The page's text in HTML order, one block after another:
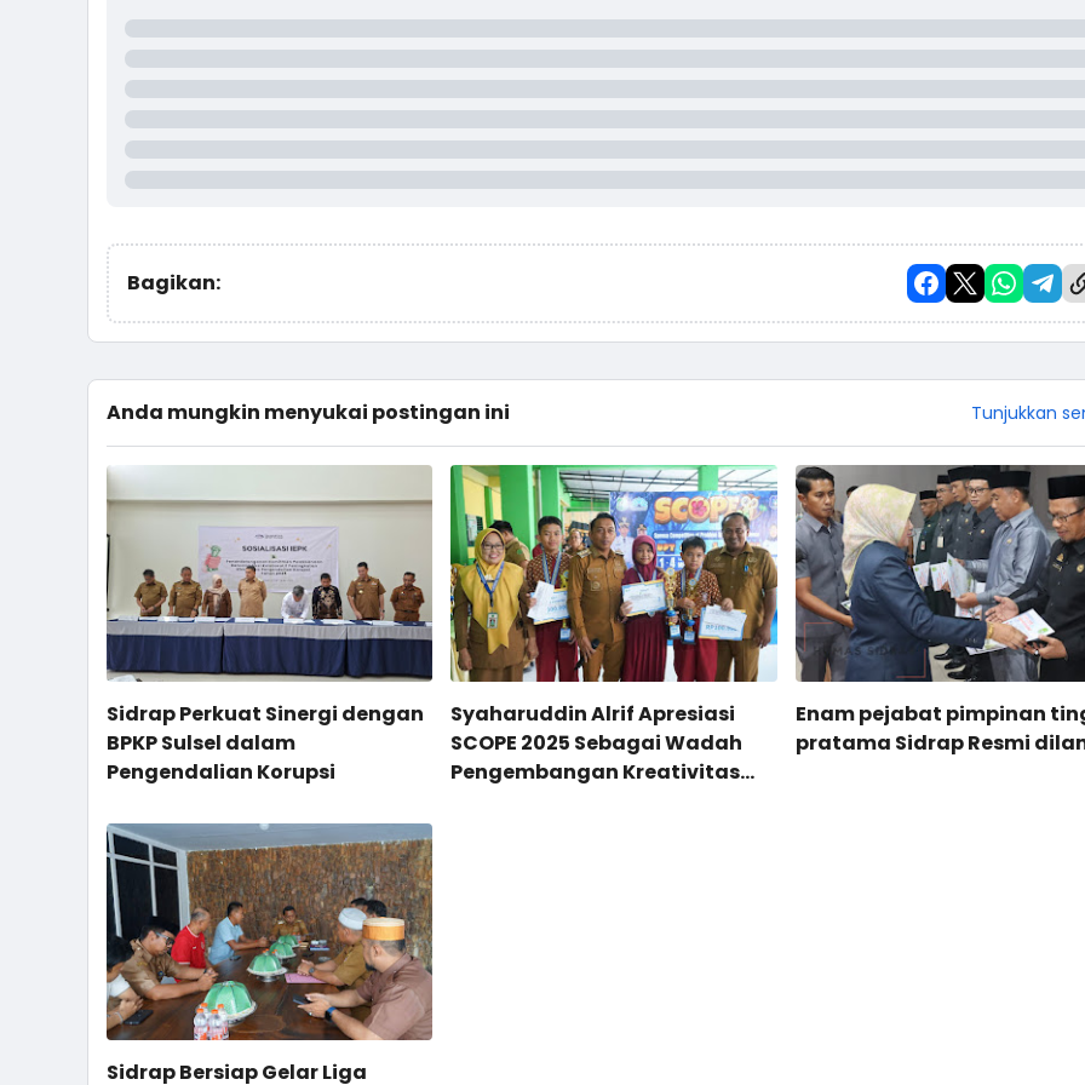
Bagikan:
Anda mungkin menyukai postingan ini Tunjukkan
Sidrap Perkuat Sinergi dengan
BPKP Sulsel dalam
Pengendalian Korupsi
Syaharuddin Alrif Apresiasi
SCOPE 2025 Sebagai Wadah
Pengembangan Kreativitas
Enam pejabat pimpinan
pratama Sidrap Resmi
Sidrap Bersiap Gelar Liga